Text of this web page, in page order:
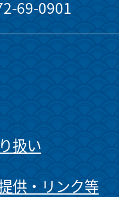
69-0901
扱い
供・リンク等